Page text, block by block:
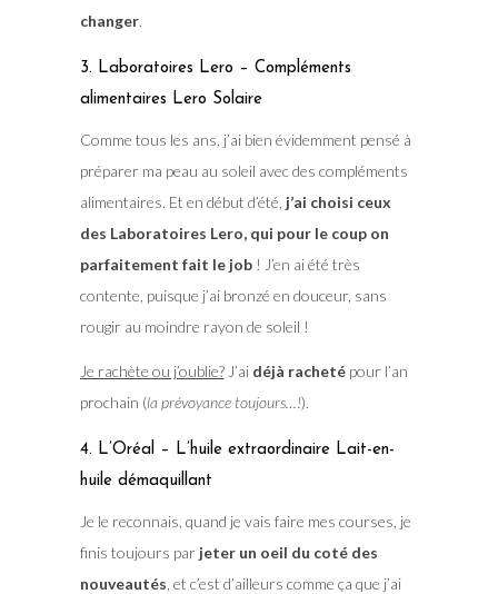
changer.
3. Laboratoires Lero – Compléments
alimentaires Lero Solaire
Comme tous les ans, j’ai bien évidemment pensé à
préparer ma peau au soleil avec des compléments
alimentaires. Et en début d’été, j’ai choisi ceux
des Laboratoires Lero, qui pour le coup on
parfaitement fait le job! J’en ai été très
contente, puisque j’ai bronzé en douceur, sans
rougir au moindre rayon de soleil !
Je rachète ou j’oublie?J’ai déjà rachetépour l’an
prochain (la prévoyance toujours…!).
4. L’Oréal – L’huile extraordinaire Lait-en-
huile démaquillant
Je le reconnais, quand je vais faire mes courses, je
finis toujours par jeter un oeil du coté des
nouveautés , et c’est d’ailleurs comme ça que j’ai